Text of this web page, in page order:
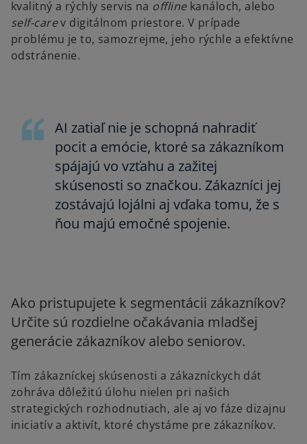
kvalitný a rýchly servis na offlinekanáloch, alebo
self-carev digitálnom priestore. V prípade
problému je to, samozrejme, jeho rýchle a efektívne
odstránenie.
AI zatiaľ nie je schopná nahradiť
pocit a emócie, ktoré sa zákazníkom
spájajú vo vzťahu a zažitej
skúsenosti so značkou. Zákazníci jej
zostávajú lojálni aj vďaka tomu, že s
ňou majú emočné spojenie.
Ako pristupujete k segmentácii zákazníkov?
Určite sú rozdielne očakávania mladšej
generácie zákazníkov alebo seniorov.
Tím zákazníckej skúsenosti a zákazníckych dát
zohráva dôležitú úlohu nielen pri našich
strategických rozhodnutiach, ale aj vo fáze dizajnu
iniciatív a aktivít, ktoré chystáme pre zákazníkov.